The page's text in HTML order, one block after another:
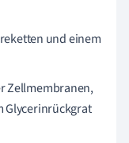
und einem
Zellmembranen,
Glycerinrückgrat